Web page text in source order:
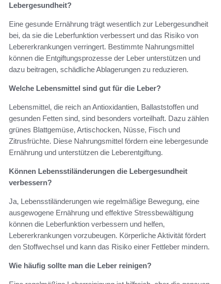
Lebergesundheit?
Eine gesunde Ernährung trägt wesentlich zur Lebergesundheit
bei, da sie die Leberfunktion verbessert und das Risiko von
Lebererkrankungen verringert. Bestimmte Nahrungsmittel
können die Entgiftungsprozesse der Leber unterstützen und
dazu beitragen, schädliche Ablagerungen zu reduzieren.
Welche Lebensmittel sind gut für die Leber?
Lebensmittel, die reich an Antioxidantien, Ballaststoffen und
gesunden Fetten sind, sind besonders vorteilhaft. Dazu zählen
grünes Blattgemüse, Artischocken, Nüsse, Fisch und
Zitrusfrüchte. Diese Nahrungsmittel fördern eine lebergesunde
Ernährung und unterstützen die Leberentgiftung.
Können Lebensstiländerungen die Lebergesundheit
verbessern?
Ja, Lebensstiländerungen wie regelmäßige Bewegung, eine
ausgewogene Ernährung und effektive Stressbewältigung
können die Leberfunktion verbessern und helfen,
Lebererkrankungen vorzubeugen. Körperliche Aktivität fördert
den Stoffwechsel und kann das Risiko einer Fettleber mindern.
Wie häufig sollte man die Leber reinigen?